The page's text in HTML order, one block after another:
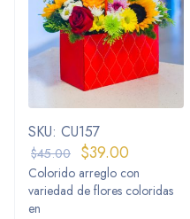
SKU: CU157
$45.00 $39.00
Colorido arreglo con
variedad de flores coloridas
en